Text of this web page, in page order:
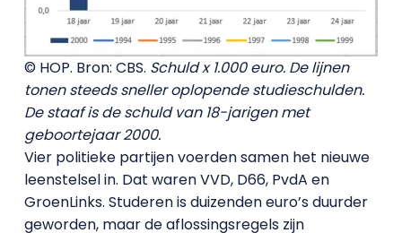
© HOP. Bron: CBS. Schuld x 1.000 euro. De lijnen
tonen steeds sneller oplopende studieschulden.
De staaf is de schuld van 18-jarigen met
geboortejaar 2000.
Vier politieke partijen voerden samen het nieuwe
leenstelsel in. Dat waren VVD, D66, PvdA en
GroenLinks. Studeren is duizenden euro’s duurder
geworden, maar de aflossingsregels zijn